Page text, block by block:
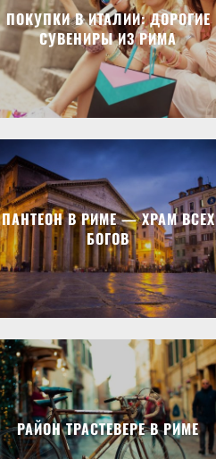
ПОКУПКИ В ИТАЛИИ: ДОРОГИЕ
СУВЕНИРЫ ИЗ РИМА
ПАНТЕОН В РИМЕ — ХРАМ ВСЕХ
БОГОВ
РАЙОН ТРАСТЕВЕРЕ В РИМЕ